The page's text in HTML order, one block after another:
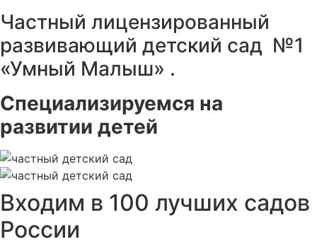
Частный лицензированный
развивающий детский сад №1
«Умный Малыш» .
Специализируемся на
развитии детей
Входим в 100 лучших садов
России